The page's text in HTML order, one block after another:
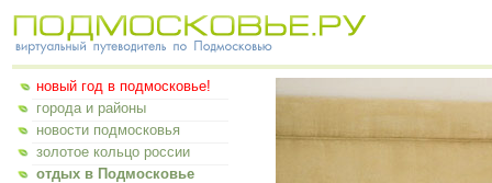
новый год в подмосковье!
города и районы
новости подмосковья
золотое кольцо россии
отдых в Подмосковье